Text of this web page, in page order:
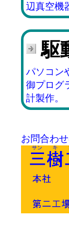
辺真空機
駆
パソコン
御プログ
計製作。
お問合わ